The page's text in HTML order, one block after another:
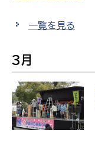
一覧を見る
3月